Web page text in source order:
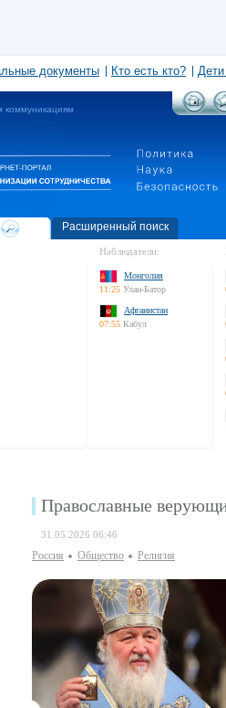
документы Кто есть кто? Дети
коммуникациям
Расширенный поиск
Наблюдатели:
Монголия
11:25 Улан-Батор
Афганистан
07:55 Кабул
Православные
31.05.2026 06:46
Россия Общество Религия